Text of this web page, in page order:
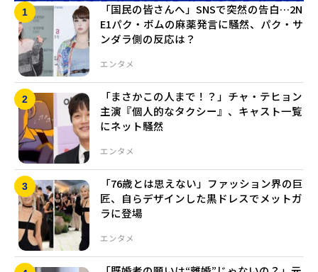
エンタメ
「国民の皆さんへ」SNSで突然の告白…2N
E1パク・ボムの麻薬発言に騒然、パク・サ
ンダラ側の反応は？
エンタメ
「まさかこの人まで！？」チャ・テヒョン
主演『個人的なタクシー』、キャスト一覧
にネット騒然
エンタメ
「76歳とは思えない」ファッション界の巨
匠、自らデザインした黒ドレスでメットガ
ラに登場